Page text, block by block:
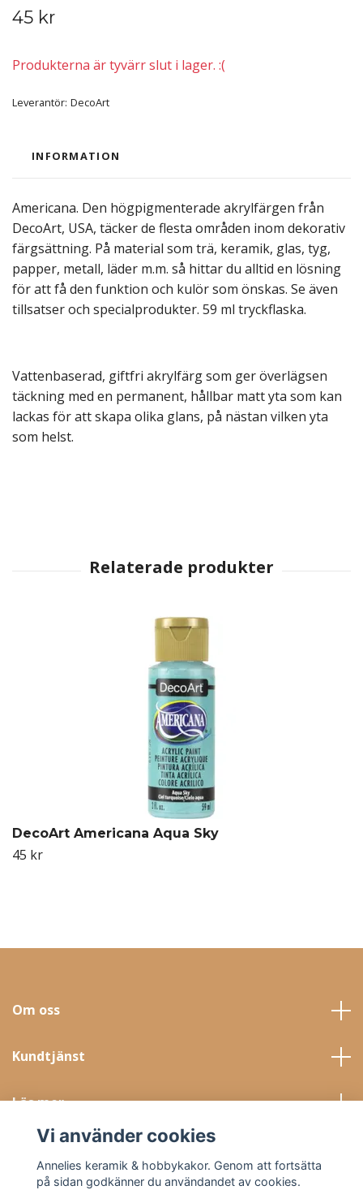
45 kr
Produkterna är tyvärr slut i lager. :(
Leverantör: DecoArt
INFORMATION
Americana. Den högpigmenterade akrylfärgen från
DecoArt, USA, täcker de flesta områden inom dekorativ
färgsättning. På material som trä, keramik, glas, tyg,
papper, metall, läder m.m. så hittar du alltid en lösning
för att få den funktion och kulör som önskas. Se även
tillsatser och specialprodukter. 59 ml tryckflaska.
Vattenbaserad, giftfri akrylfärg som ger överlägsen
täckning med en permanent, hållbar matt yta som kan
lackas för att skapa olika glans, på nästan vilken yta
som helst.
DecoArt Americana Aqua Sky
45 kr
Om oss
Kundtjänst
Läs mer
Sociala medier
Vi använder cookies
Annelies keramik & hobbykakor. Genom att fortsätta
på sidan godkänner du användandet av cookies.